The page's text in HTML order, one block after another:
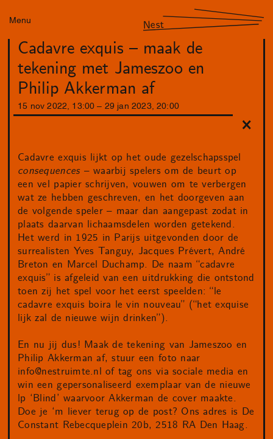
Menu Nest
Cadavre exquis – maak de
tekening met Jameszoo en
Philip Akkerman af
15 nov 2022 13 :00 29 jan 2023 ,20: 00
Cadavre exquis lijkt op het oude gezelschapsspel
consequences– waarbij spelers om de beurt op
een vel papier schrijven, vouwen om te verbergen
wat ze hebben geschreven, en het doorgeven aan
de volgende speler – maar dan aangepast zodat in
plaats daarvan lichaamsdelen worden getekend.
Het werd in 1925 in Parijs uitgevonden door de
surrealisten Yves Tanguy, Jacques Prévert, André
Breton en Marcel Duchamp. De naam “cadavre
exquis” is afgeleid van een uitdrukking die ontstond
toen zij het spel voor het eerst speelden: “le
cadavre exquis boira le vin nouveau” (“het exquise
lijk zal de nieuwe wijn drinken”).
En nu jij dus! Maak de tekening van Jameszoo en
Philip Akkerman af, stuur een foto naar
info@nestruimte.nl of tag ons via sociale media en
win een gepersonaliseerd exemplaar van de nieuwe
lp ‘Blind’ waarvoor Akkerman de cover maakte.
Doe je ‘m liever terug op de post? Ons adres is De
Constant Rebecqueplein 20b, 2518 RA Den Haag.